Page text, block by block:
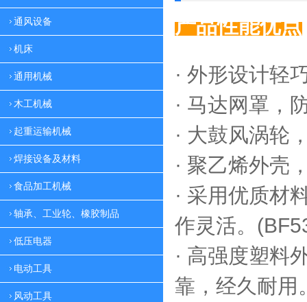
通风设备
机床
通用机械
木工机械
起重运输机械
焊接设备及材料
食品加工机械
轴承、工业轮、橡胶制品
低压电器
电动工具
风动工具
产品性能优点
· 外形设计轻
· 马达网罩，
· 大鼓风涡轮
· 聚乙烯外壳
· 采用优质材
作灵活。
· 高强度塑料
靠， 经久耐用